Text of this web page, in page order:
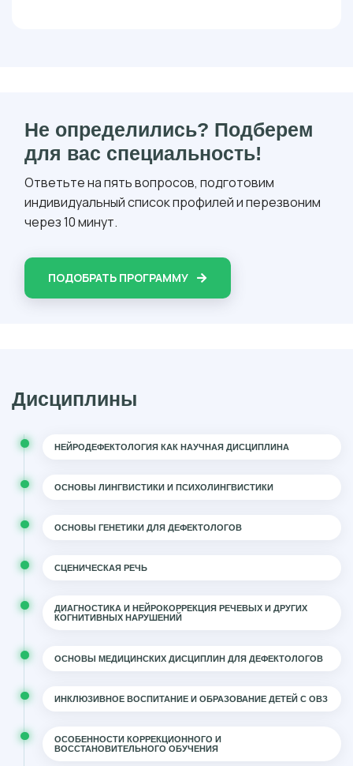
Не определились? Подберем
для вас специальность!
Ответьте на пять вопросов, подготовим
индивидуальный список профилей и перезвоним
через 10 минут.
ПОДОБРАТЬ ПРОГРАММУ
Дисциплины
НЕЙРОДЕФЕКТОЛОГИЯ КАК НАУЧНАЯ ДИСЦИПЛИНА
ОСНОВЫ ЛИНГВИСТИКИ И ПСИХОЛИНГВИСТИКИ
ОСНОВЫ ГЕНЕТИКИ ДЛЯ ДЕФЕКТОЛОГОВ
СЦЕНИЧЕСКАЯ РЕЧЬ
ДИАГНОСТИКА И НЕЙРОКОРРЕКЦИЯ РЕЧЕВЫХ И ДРУГИХ
КОГНИТИВНЫХ НАРУШЕНИЙ
ОСНОВЫ МЕДИЦИНСКИХ ДИСЦИПЛИН ДЛЯ ДЕФЕКТОЛОГОВ
ИНКЛЮЗИВНОЕ ВОСПИТАНИЕ И ОБРАЗОВАНИЕ ДЕТЕЙ С ОВЗ
ОСОБЕННОСТИ КОРРЕКЦИОННОГО И
ВОССТАНОВИТЕЛЬНОГО ОБУЧЕНИЯ